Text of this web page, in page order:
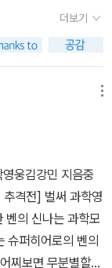
어서 복습하기 좋
문제 해결력을 향
참해 보세요~~
외계인으로 변신
리고 있다.이번 편
두가 우주에서의 활
곤충, 해저 등등
변신해 활약할 기
만화를 곧잘 보는
그림을 보더니 눈
테라의 황금색 우
대한 관심을 보였
런지 오히려 이런
발까지 4일밖에 안
더보기
웅김강민 지음중
격전] 벌써 과학영
벤의 신나는 과학모
슈퍼히어로의 벤의
찌보면 무분별할